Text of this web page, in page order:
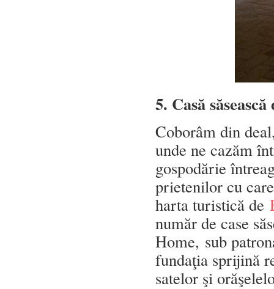
5. Casă
Coborâm din
unde ne cazăm
gospodărie
prietenilor cu
harta turistică de
număr de case
Home, sub
fundaţia sprijină
satelor şi